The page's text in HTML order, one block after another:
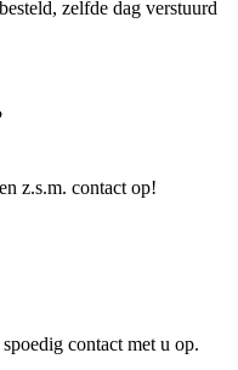
zelfde dag verstuurd
z.s.m. contact op!
contact met u op.